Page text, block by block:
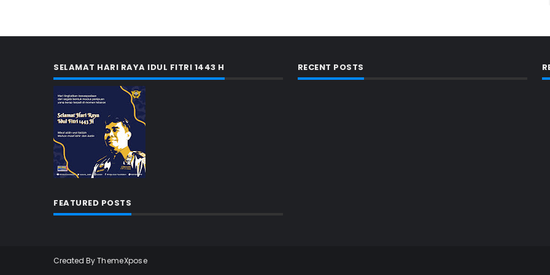
SELAMAT HARI RAYA IDUL FITRI 1443 H
FEATURED POSTS
RECENT POSTS
Created ByThemeXpose